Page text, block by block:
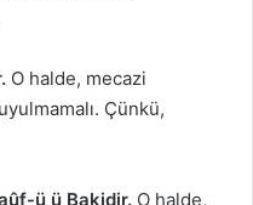
O halde, mecazi
Çünkü,
ü ü Bakidir. O halde,